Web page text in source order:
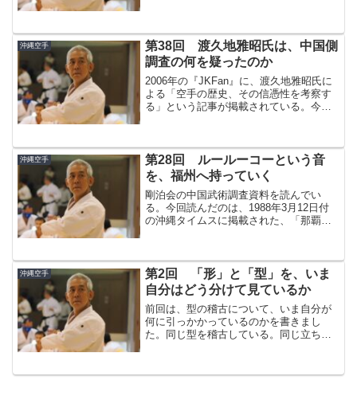
古から、身体の条件が合って揃う稽古へ
移っていく。この段階は、...
沖縄空手
第38回 渡久地雅昭氏は、中国側
調査の何を疑ったのか
2006年の『JKFan』に、渡久地雅昭氏に
よる「空手の歴史、その信憑性を考察す
る」という記事が掲載されている。今回
空手源流論全体への疑問から入り、渡嘉
敷唯賢...
沖縄空手
第28回 ルールーコーという音
を、福州へ持っていく
剛泊会の中国武術調査資料を読んでい
る。今回読んだのは、1988年3月12日付
の沖縄タイムスに掲載された、「那覇手
地福建一」という記事である。前回まで
は、東恩納寛量と...
沖縄空手
第2回 「形」と「型」を、いま
自分はどう分けて見ているか
前回は、型の稽古について、いま自分が
何に引っかかっているのかを書きまし
た。同じ型を稽古している。同じ立ち方
に、自分の中では、少しずつ見ているも